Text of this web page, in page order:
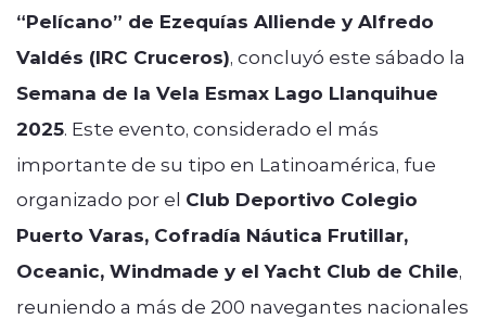
“Pelícano” de Ezequías Alliende y Alfredo
Valdés (IRC Cruceros), concluyó este sábado la
Semana de la Vela Esmax Lago Llanquihue
2025. Este evento, considerado el más
importante de su tipo en Latinoamérica, fue
organizado por el Club Deportivo Colegio
Puerto Varas, Cofradía Náutica Frutillar,
Oceanic, Windmade y el Yacht Club de Chile,
reuniendo a más de 200 navegantes nacionales